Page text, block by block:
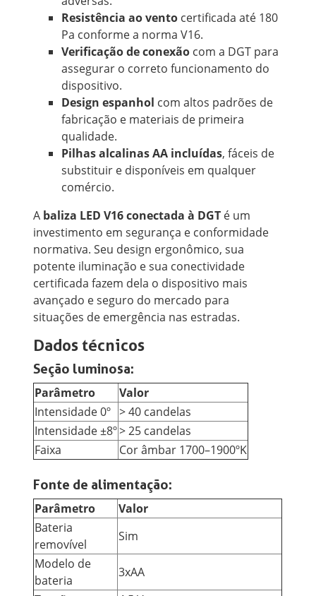
Resistência ao vento certificada até 180
Pa conforme a norma V16.
Verificação de conexão com a DGT para
assegurar o correto funcionamento do
dispositivo.
Design espanhol com altos padrões de
fabricação e materiais de primeira
qualidade.
Pilhas alcalinas AA incluídas, fáceis de
substituir e disponíveis em qualquer
comércio.
A baliza LED V16 conectada à DGT é um
investimento em segurança e conformidade
normativa. Seu design ergonômico, sua
potente iluminação e sua conectividade
certificada fazem dela o dispositivo mais
avançado e seguro do mercado para
situações de emergência nas estradas.
Dados técnicos
Seção luminosa:
Parâmetro
Valor
Intensidade 0º > 40 candelas
Intensidade ±8º> 25 candelas
Faixa
Cor âmbar 1700–1900ºK
Fonte de alimentação:
Parâmetro
Valor
Bateria
removível
Sim
Modelo de
bateria
3xAA